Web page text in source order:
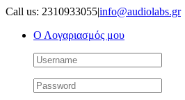
Μετάβαση
περιεχόμενο
Call us: 2310933055|info@audiolabs.gr
Ο Λογαριασμός μου